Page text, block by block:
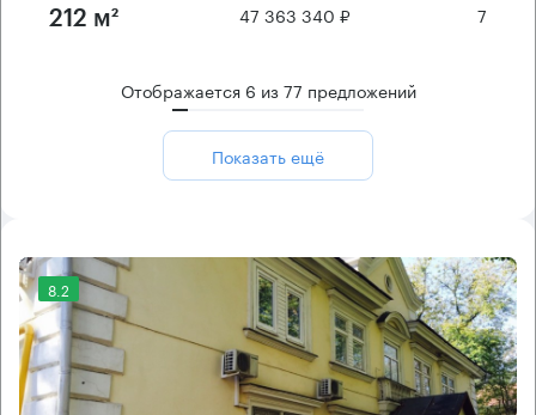
212 м² 47 363 340 ₽ 7
Отображается 6 из77 предложений
Показать ещё
8.2